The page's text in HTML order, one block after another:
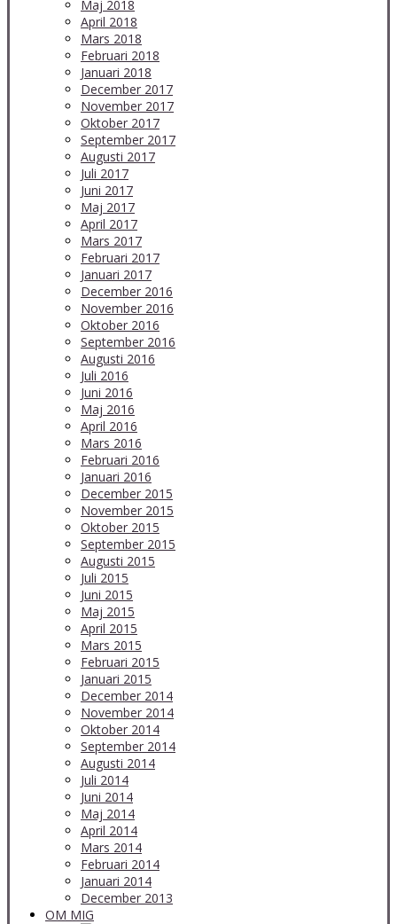
Maj 2018
April 2018
Mars 2018
Februari 2018
Januari 2018
December 2017
November 2017
Oktober 2017
September 2017
Augusti 2017
Juli 2017
Juni 2017
Maj 2017
April 2017
Mars 2017
Februari 2017
Januari 2017
December 2016
November 2016
Oktober 2016
September 2016
Augusti 2016
Juli 2016
Juni 2016
Maj 2016
April 2016
Mars 2016
Februari 2016
Januari 2016
December 2015
November 2015
Oktober 2015
September 2015
Augusti 2015
Juli 2015
Juni 2015
Maj 2015
April 2015
Mars 2015
Februari 2015
Januari 2015
December 2014
November 2014
Oktober 2014
September 2014
Augusti 2014
Juli 2014
Juni 2014
Maj 2014
April 2014
Mars 2014
Februari 2014
Januari 2014
December 2013
OM MIG